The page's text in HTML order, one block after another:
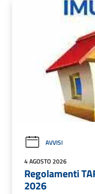
AVVISI
4 AGOSTO 2026
Regolamenti
2026